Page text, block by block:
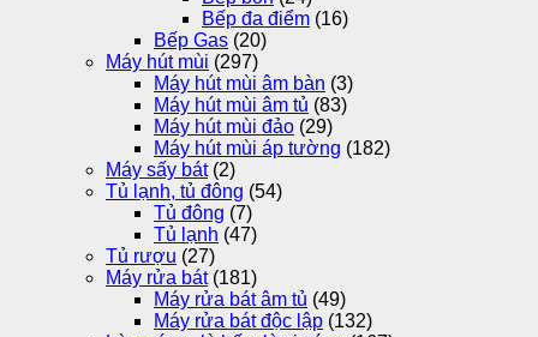
Bếp đa điểm (16)
Bếp Gas (20)
Máy hút mùi (297)
Máy hút mùi âm bàn (3)
Máy hút mùi âm tủ (83)
Máy hút mùi đảo (29)
Máy hút mùi áp tường (182)
Máy sấy bát (2)
Tủ lạnh, tủ đông (54)
Tủ đông (7)
Tủ lạnh (47)
Tủ rượu (27)
Máy rửa bát (181)
Máy rửa bát âm tủ (49)
Máy rửa bát độc lập (132)